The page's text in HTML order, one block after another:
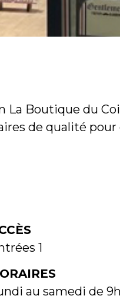
La Boutique du
de qualité
1
au samedi de